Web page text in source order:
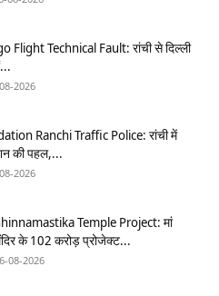
Flight Technical Fault: रांची से दिल्ली
2026
Ranchi Traffic Police: रांची में
की पहल,...
2026
Temple Project: मां
के 102 करोड़ प्रोजेक्ट...
08-2026